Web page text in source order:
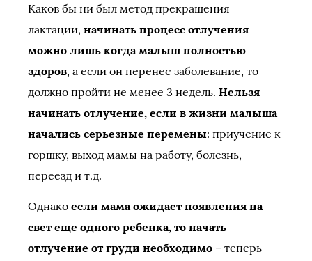
Каков бы ни был метод прекращения
лактации, начинать процесс отлучения
можно лишь когда малыш полностью
здоров, а если он перенес заболевание, то
должно пройти не менее 3 недель. Нельзя
начинать отлучение, если в жизни малыша
начались серьезные перемены: приучение к
горшку, выход мамы на работу, болезнь,
переезд и т.д.
Однако если мама ожидает появления на
свет еще одного ребенка, то начать
отлучение от груди необходимо – теперь